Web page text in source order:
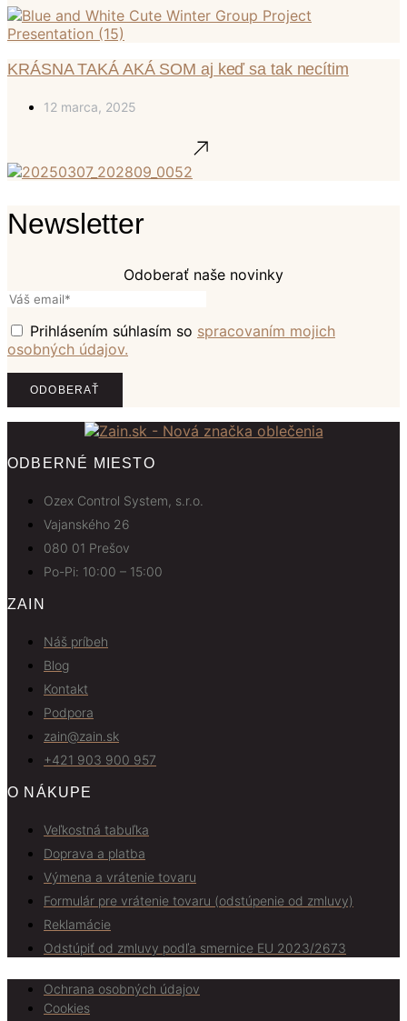
KRÁSNA TAKÁ AKÁ SOM aj keď sa tak necítim
12 marca, 2025
Newsletter
Odoberať naše novinky
Prihlásením súhlasím so spracovaním mojich
osobných údajov.
ODBERNÉ MIESTO
Ozex Control System, s.r.o.
Vajanského 26
080 01 Prešov
Po-Pi: 10:00 – 15:00
ZAIN
Náš príbeh
Blog
Kontakt
Podpora
zain@zain.sk
+421 903 900 957
O NÁKUPE
Veľkostná tabuľka
Doprava a platba
Výmena a vrátenie tovaru
Formulár pre vrátenie tovaru (odstúpenie od zmluvy)
Reklamácie
Odstúpiť od zmluvy podľa smernice EU 2023/2673
Ochrana osobných údajov
Cookies